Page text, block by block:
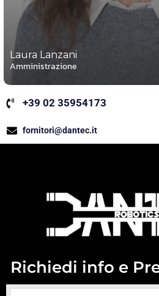
Laura Lanzani
Amministrazione
+39 02 35954173
fornitori@dantec.it
Richiedi info e